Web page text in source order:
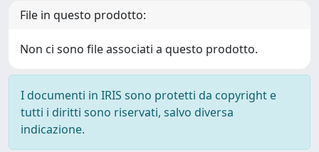
File in questo prodotto:
Non ci sono file associati a questo prodotto.
I documenti in IRIS sono protetti da copyright e
tutti i diritti sono riservati, salvo diversa
indicazione.